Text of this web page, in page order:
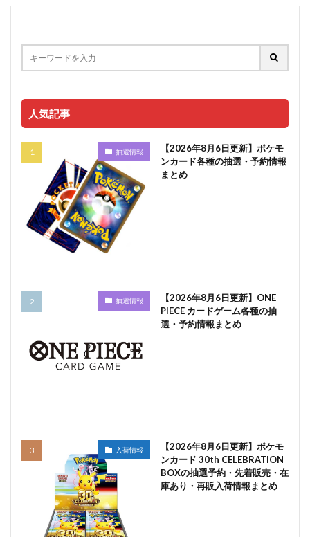
人気記事
抽選情報
【2026年8月6日更新】ポケモ
ンカード各種の抽選・予約情報
まとめ
抽選情報
【2026年8月6日更新】ONE
PIECE カードゲーム各種の抽
選・予約情報まとめ
入荷情報
【2026年8月6日更新】ポケモ
ンカード 30th CELEBRATION
BOXの抽選予約・先着販売・在
庫あり・再販入荷情報まとめ